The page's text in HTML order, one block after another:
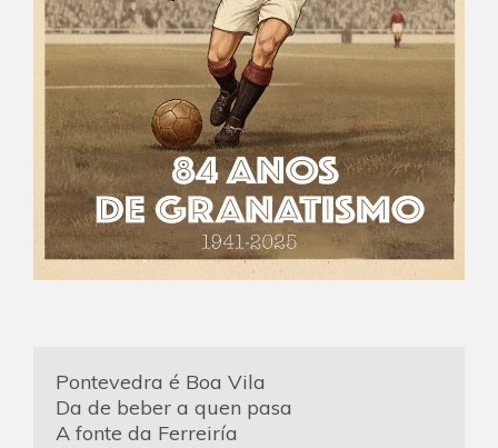
Pontevedra é Boa Vila
Da de beber a quen pasa
A fonte da Ferreiría